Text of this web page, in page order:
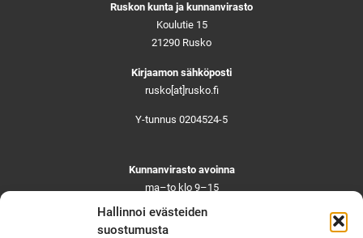
Hallinnoi evästeiden
suostumusta
Ruskon kunta ja kunnanvirasto
Koulutie 15
21290 Rusko
Kirjaamon sähköposti
rusko[at]rusko.fi
Y-tunnus 0204524-5
Kunnanvirasto avoinna
ma–to klo 9–15
pe ja aattoina klo 9–14
Suljettuna ma–pe klo 11–12